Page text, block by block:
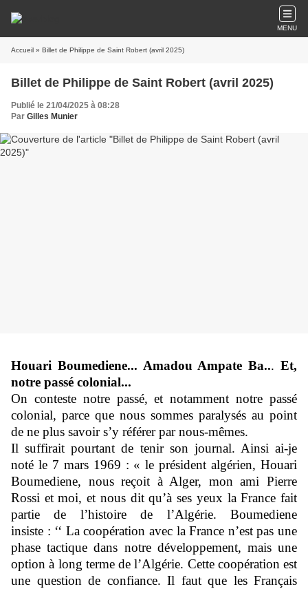
MENU
Accueil » Billet de Philippe de Saint Robert (avril 2025)
Billet de Philippe de Saint Robert (avril 2025)
Publié le 21/04/2025 à 08:28
Par Gilles Munier
Houari Boumediene... Amadou Ampate Ba...Et,
notre passé colonial...
On conteste notre passé, et notamment notre passé
colonial, parce que nous sommes paralysés au point
de ne plus savoir s’y référer par nous-mêmes.
Il suffirait pourtant de tenir son journal. Ainsi ai-je
noté le 7 mars 1969 : « le président algérien, Houari
Boumediene, nous reçoit à Alger, mon ami Pierre
Rossi et moi, et nous dit qu’à ses yeux la France fait
partie de l’histoire de l’Algérie. Boumediene
insiste : ‘‘ La coopération avec la France n’est pas une
phase tactique dans notre développement, mais une
option à long terme de l’Algérie. Cette coopération est
une question de confiance. Il faut que les Français